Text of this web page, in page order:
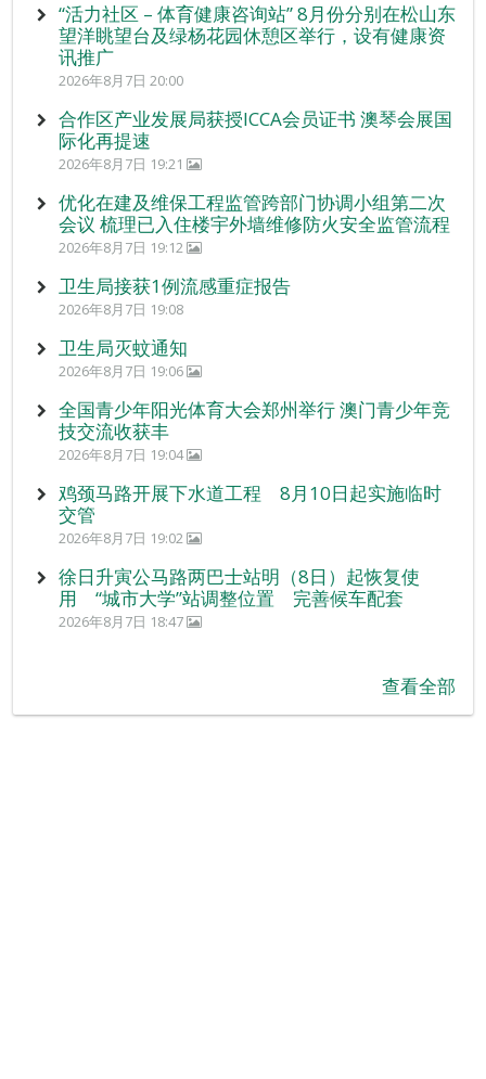
“活力社区 – 体育健康咨询站” 8月份分别在松山东
望洋眺望台及绿杨花园休憩区举行，设有健康资
讯推广
2026年8月7日 20:00
合作区产业发展局获授ICCA会员证书 澳琴会展国
际化再提速
2026年8月7日 19:21
优化在建及维保工程监管跨部门协调小组第二次
会议 梳理已入住楼宇外墙维修防火安全监管流程
2026年8月7日 19:12
卫生局接获1例流感重症报告
2026年8月7日 19:08
卫生局灭蚊通知
2026年8月7日 19:06
全国青少年阳光体育大会郑州举行 澳门青少年竞
技交流收获丰
2026年8月7日 19:04
鸡颈马路开展下水道工程 8月10日起实施临时
交管
2026年8月7日 19:02
徐日升寅公马路两巴士站明（8日）起恢复使
用 “城市大学”站调整位置 完善候车配套
2026年8月7日 18:47
查看全部